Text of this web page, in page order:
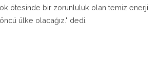
ötesinde bir zorunluluk olan temiz enerji
ülke olacağız." dedi.